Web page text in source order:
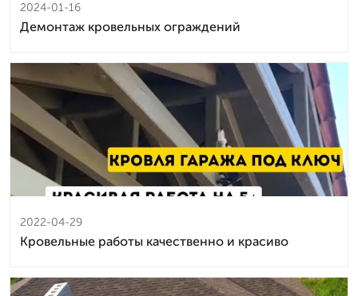
2024-01-16
Демонтаж кровельных ограждений
2022-04-29
Кровельные работы качественно и красиво